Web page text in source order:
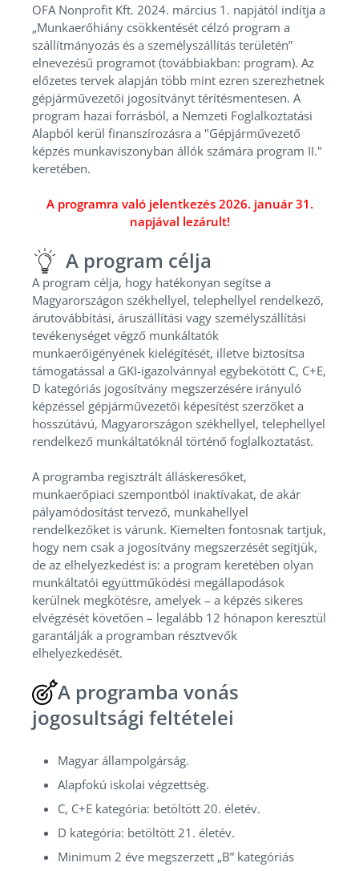
OFA Nonprofit Kft. 2024. március 1. napjától indítja a
„Munkaerőhiány csökkentését célzó program a
szállítmányozás és a személyszállítás területén”
elnevezésű programot (továbbiakban: program). Az
előzetes tervek alapján több mint ezren szerezhetnek
gépjárművezetői jogosítványt térítésmentesen. A
program hazai forrásból, a Nemzeti Foglalkoztatási
Alapból kerül finanszírozásra a "Gépjárművezető
képzés munkaviszonyban állók számára program II."
keretében.
A programra való jelentkezés 2026. január 31.
napjával lezárult!
A program célja
A program célja, hogy hatékonyan segítse a
Magyarországon székhellyel, telephellyel rendelkező,
árutovábbítási, áruszállítási vagy személyszállítási
tevékenységet végző munkáltatók
munkaerőigényének kielégítését, illetve biztosítsa
támogatással a GKI-igazolvánnyal egybekötött C, C+E,
D kategóriás jogosítvány megszerzésére irányuló
képzéssel gépjárművezetői képesítést szerzőket a
hosszútávú, Magyarországon székhellyel, telephellyel
rendelkező munkáltatóknál történő foglalkoztatást.
A programba regisztrált álláskeresőket,
munkaerőpiaci szempontból inaktívakat, de akár
pályamódosítást tervező, munkahellyel
rendelkezőket is várunk. Kiemelten fontosnak tartjuk,
hogy nem csak a jogosítvány megszerzését segítjük,
de az elhelyezkedést is: a program keretében olyan
munkáltatói együttműködési megállapodások
kerülnek megkötésre, amelyek – a képzés sikeres
elvégzését követően – legalább 12 hónapon keresztül
garantálják a programban résztvevők
elhelyezkedését.
A programba vonás
jogosultsági feltételei
Magyar állampolgárság.
Alapfokú iskolai végzettség.
C, C+E kategória: betöltött 20. életév.
D kategória: betöltött 21. életév.
Minimum 2 éve megszerzett „B” kategóriás